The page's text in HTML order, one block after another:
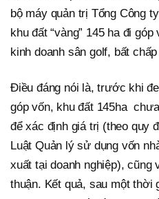
bộ máy quản trị Tổng Công
khu đất “vàng” 145 ha đi
kinh doanh sân golf, bất
Điều đáng nói là, trước khi
góp vốn, khu đất 145ha
để xác định giá trị (theo quy
Luật Quản lý sử dụng vốn
xuất tại doanh nghiệp), cũng
thuận. Kết quả, sau một thời